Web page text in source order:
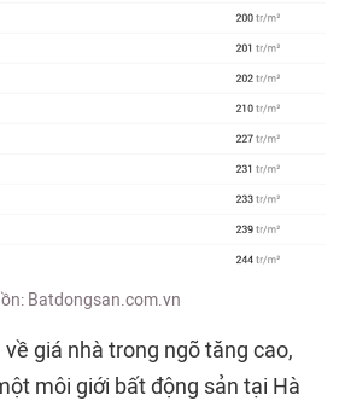
Batdongsan.com.vn
giá nhà trong ngõ tăng cao,
môi giới bất động sản tại Hà